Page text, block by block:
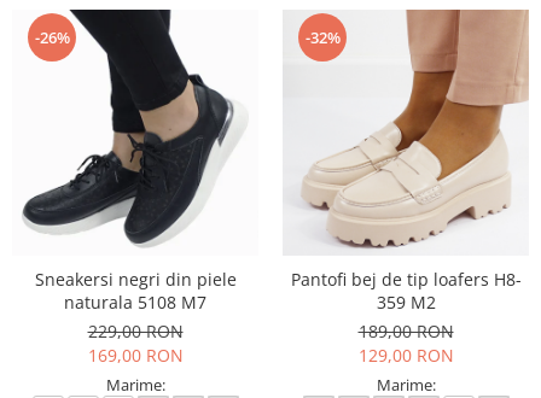
-26%
Sneakersi negri din piele
naturala 5108 M7
229,00 RON
169,00 RON
Marime:
-32%
Pantofi bej de tip loafers H8-
359 M2
189,00 RON
129,00 RON
Marime: